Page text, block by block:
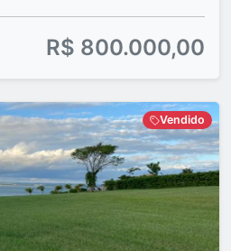
R$ 800.000,00
Vendido